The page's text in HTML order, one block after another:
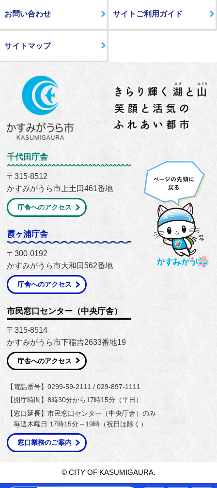
お問い合わせ サイトご利用ガイド
サイトマップ
千代田庁舎
〒315-8512
かすみがうら市上土田461番地
庁舎へのアクセス
霞ヶ浦庁舎
〒300-0192
かすみがうら市大和田562番地
庁舎へのアクセス
市民窓口センター（中央庁舎）
〒315-8514
かすみがうら市下稲吉2633番地19
庁舎へのアクセス
【電話番号】0299-59-2111 / 029-897-1111
【開庁時間】8時30分から17時15分（平日）
【窓口延長】市民窓口センター（中央庁舎）のみ
毎週木曜日 17時15分～19時（祝日は除く）
窓口業務のご案内
© CITY OF KASUMIGAURA.